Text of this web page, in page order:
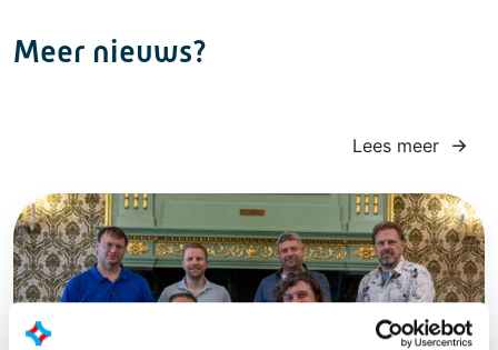
Meer nieuws?
Lees meer